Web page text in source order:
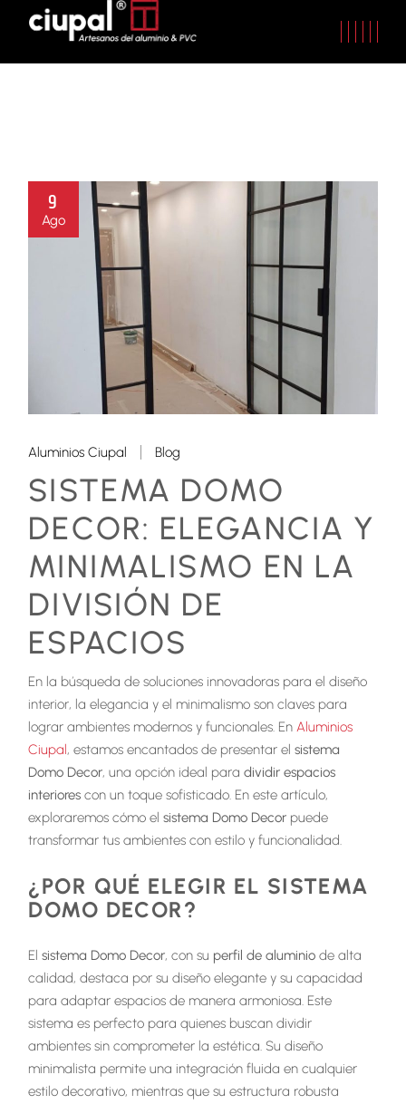
9
Ago
Aluminios Ciupal Blog
SISTEMA DOMO
DECOR: ELEGANCIA Y
MINIMALISMO EN LA
DIVISIÓN DE
ESPACIOS
En la búsqueda de soluciones innovadoras para el diseño
interior, la elegancia y el minimalismo son claves para
lograr ambientes modernos y funcionales. EnAluminios
Ciupal, estamos encantados de presentar elsistema
Domo Decor, una opción ideal paradividir espacios
interiores con un toque sofisticado. En este artículo,
exploraremos cómo elsistema Domo Decor puede
transformar tus ambientes con estilo y funcionalidad.
¿POR QUÉ ELEGIR EL SISTEMA
DOMO DECOR?
Elsistema Domo Decor, con su perfil de aluminio de alta
calidad, destaca por su diseño elegante y su capacidad
para adaptar espacios de manera armoniosa. Este
sistema es perfecto para quienes buscan dividir
ambientes sin comprometer la estética. Su diseño
minimalista permite una integración fluida en cualquier
estilo decorativo, mientras que su estructura robusta